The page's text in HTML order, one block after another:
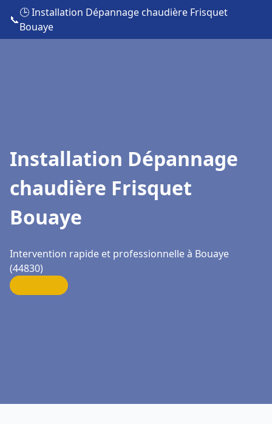
📞
🕒 Installation Dépannage chaudière Frisquet
Bouaye
Installation Dépannage
chaudière Frisquet
Bouaye
Intervention rapide et professionnelle à Bouaye
(44830)